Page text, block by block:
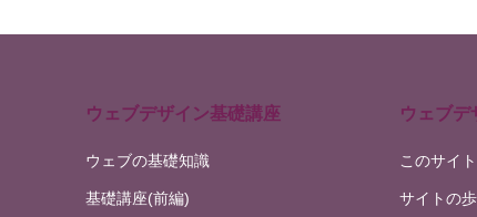
ウェブデザイン基礎講座
ウェブの基礎知識
基礎講座(前編)
ウェブデ
このサイ
サイトの